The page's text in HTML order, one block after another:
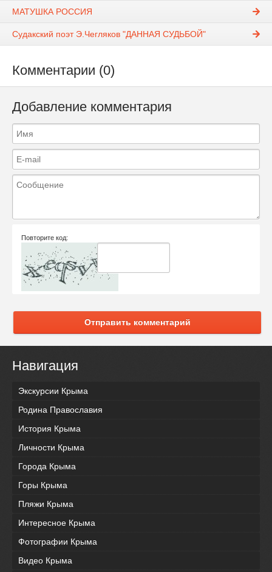
МАТУШКА РОССИЯ
Судакский поэт Э.Чегляков "ДАННАЯ СУДЬБОЙ"
Комментарии (0)
Добавление комментария
Повторите код:
Отправить комментарий
Навигация
Экскурсии Крыма
Родина Православия
История Крыма
Личности Крыма
Города Крыма
Горы Крыма
Пляжи Крыма
Интересное Крыма
Фотографии Крыма
Видео Крыма